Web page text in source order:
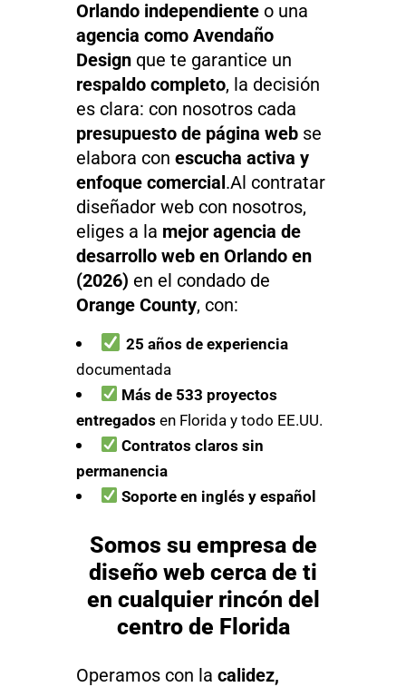
Orlando independiente o una
agencia como Avendaño
Design que te garantice un
respaldo completo, la decisión
es clara: con nosotros cada
presupuesto de página web se
elabora con escucha activa y
enfoque comercial.Al contratar
diseñador web con nosotros,
eliges a la mejor agencia de
desarrollo web en Orlando en
(2026) en el condado de
Orange County, con:
25 años de experiencia
documentada
Más de 533 proyectos
entregados en Florida y todo EE.UU.
Contratos claros sin
permanencia
Soporte en inglés y español
Somos su empresa de
diseño web cerca de ti
en cualquier rincón del
centro de Florida
Operamos con la calidez,